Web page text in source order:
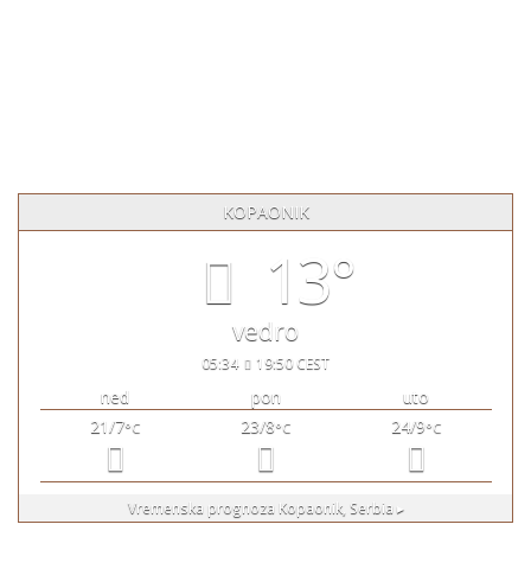
KOPAONIK
13°
vedro
05:34 19:50 CEST
ned pon
uto
21/7°C 23/8°C 24/9°C
Vremenska prognoza Kopaonik, Serbia ▸